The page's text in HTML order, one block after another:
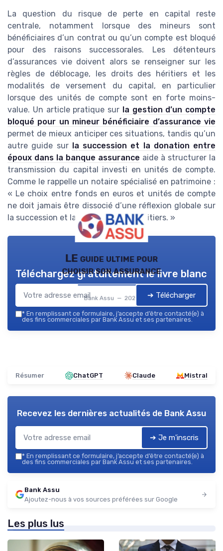
La question du risque de perte en capital reste
centrale, notamment lorsque des mineurs sont
bénéficiaires d’un contrat ou qu’un compte est bloqué
pour des raisons successorales. Les détenteurs
d’assurances vie doivent alors se renseigner sur les
règles de déblocage, les droits des héritiers et les
modalités de versement du capital, en particulier
lorsque des unités de compte sont en forte moins-
value. Un article pratique sur la gestion d’un compte
bloqué pour un mineur bénéficiaire d’assurance vie
permet de mieux anticiper ces situations, tandis qu’un
autre guide sur
la succession et la donation entre
époux dans la banque assurance aide à structurer la
transmission du capital investi en unités de compte.
Comme le rappelle un notaire spécialisé en patrimoine :
« Le choix entre fonds en euros et unités de compte
ne doit jamais être dissocié d’une réflexion globale sur
la succession et la protection des héritiers. »
LE guide ultime pour
choisir son assurance
Bank Assu — 2026
Téléchargez gratuitement le livre blanc
➔ Télécharger
* En remplissant ce formulaire, j’accepte d’être contacté(e) à
des fins commerciales par Bank Assu et ses partenaires.
Résumer ChatGPT Claude Mistral
Recevez les dernières actualités de Bank Assu
➔ Je m'inscris
* En remplissant ce formulaire, j’accepte d’être contacté(e) à
des fins commerciales par Bank Assu et ses partenaires.
Bank Assu
Ajoutez-nous à vos sources préférées sur Google
Les plus lus